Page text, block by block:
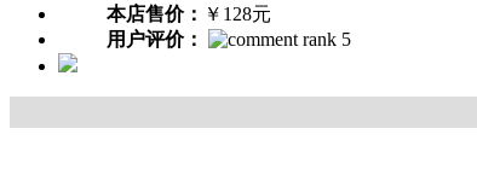
本店售价： ￥128元
用户评价：